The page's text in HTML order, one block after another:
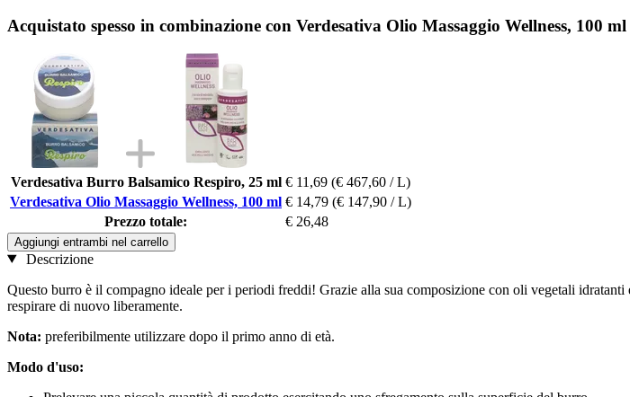
Acquistato spesso in combinazione con Verdesativa Olio Massaggio Wellness, 100 ml
Verdesativa Burro Balsamico Respiro, 25 ml € 11,69 (€ 467,60 / L)
Verdesativa Olio Massaggio Wellness, 100 ml € 14,79 (€ 147,90 / L)
Prezzo totale:
€ 26,48
Aggiungi entrambi nel carrello
Descrizione
Questo burro è il compagno ideale per i periodi freddi! Grazie alla sua composizione con oli vegetali
respirare di nuovo liberamente.
Nota: preferibilmente utilizzare dopo il primo anno di età.
Modo d'uso: